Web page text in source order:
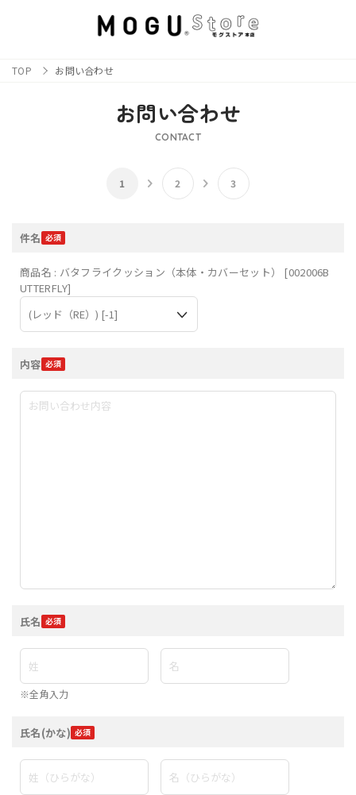
TOP お問い合わせ
お問い合わせ
CONTACT
件名
商品名 : バタフライクッション（本体・カバーセット） [002006B
UTTERFLY]
内容
氏名
※全角入力
氏名(かな)